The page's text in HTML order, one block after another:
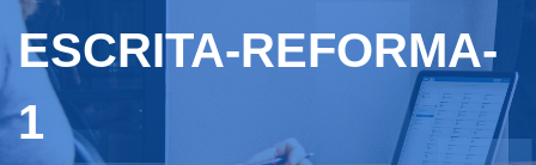
ESCRITA-REFORMA-
1